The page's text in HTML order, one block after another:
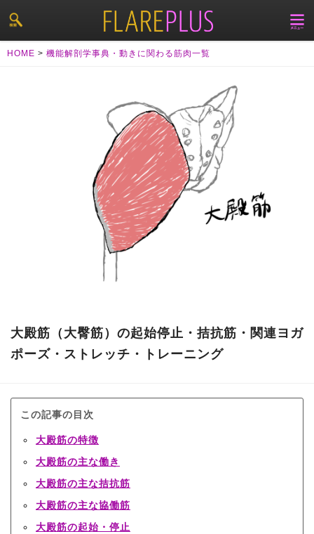
HOME > 機能解剖学事典・動きに関わる筋肉一覧
大殿筋（大臀筋）の起始停止・拮抗筋・関連ヨガ
ポーズ・ストレッチ・トレーニング
この記事の目次
大殿筋の特徴
大殿筋の主な働き
大殿筋の主な拮抗筋
大殿筋の主な協働筋
大殿筋の起始・停止